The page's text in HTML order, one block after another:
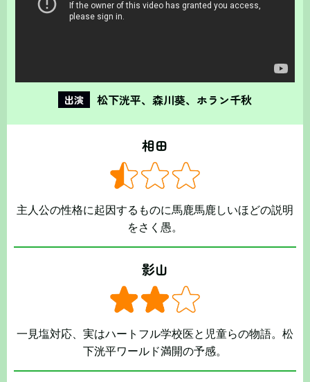
出演 松下洸平、森川葵、ホラン千秋
相田
主人公の性格に起因するものに馬鹿馬鹿しいほどの説明
をさく愚。
影山
一見塩対応、実はハートフル学校医と児童らの物語。松
下洸平ワールド満開の予感。